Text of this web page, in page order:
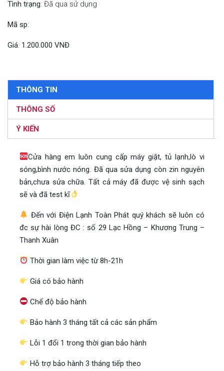
Tình trạng: Đã qua sử dụng
Mã sp:
Giá: 1.200.000 VNĐ
THÔNG TIN
THÔNG SỐ
Ý KIẾN
Cửa hàng em luôn cung cấp máy giặt, tủ lạnh,lò vi
sóng,bình nước nóng. Đã qua sửa dụng còn zin nguyên
bản,chưa sửa chữa. Tất cả máy đã được vệ sinh sạch
sẽ và đã test kĩ
Đến với Điện Lạnh Toàn Phát quý khách sẽ luôn có
đc sự hài lòng ĐC : số 29 Lạc Hồng – Khương Trung –
Thanh Xuân
Thời gian làm việc từ 8h-21h
Giá có bảo hành
Chế độ bảo hành
Bảo hành 3 tháng tất cả các sản phẩm
Lỗi 1 đổi 1 trong thời gian bảo hành
Hỗ trợ bảo hành 3 tháng tiếp theo